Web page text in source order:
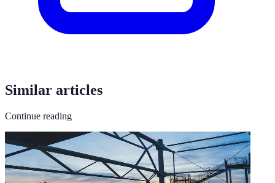
Similar articles
Continue reading